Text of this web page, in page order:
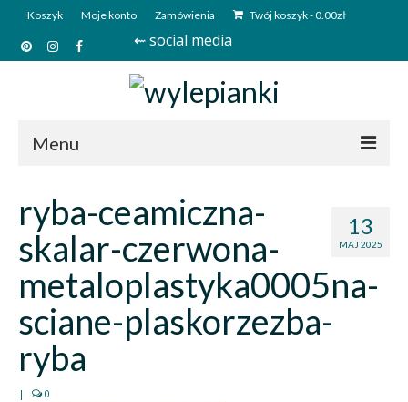
Koszyk Moje konto Zamówienia Twój koszyk-0.00zł
⇜ social media
Menu
Sklep
Kim jesteśmy?
Kontakt
Deutsch
13
MAJ 2025
ryba-ceamiczna-
skalar-czerwona-
metaloplastyka0005na-
sciane-plaskorzezba-
ryba
| 0